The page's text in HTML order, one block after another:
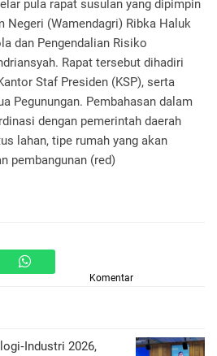
pula rapat susulan yang dipimpin
Negeri (Wamendagri) Ribka Haluk
dan Pengendalian Risiko
Rapat tersebut dihadiri
Staf Presiden (KSP), serta
Pegunungan. Pembahasan dalam
dengan pemerintah daerah
lahan, tipe rumah yang akan
pembangunan (red)
Komentar
2026,